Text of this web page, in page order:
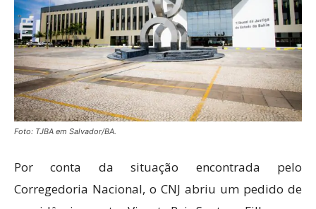
Foto: TJBA em Salvador/BA.
Por conta da situação encontrada pelo
Corregedoria Nacional, o CNJ abriu um pedido de